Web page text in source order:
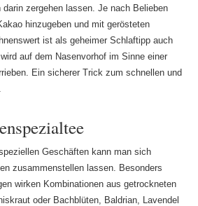
zergehen lassen. Je nach Belieben
hinzugeben und mit gerösteten
ist als geheimer Schlaftipp auch
auf dem Nasenvorhof im Sinne einer
Ein sicherer Trick zum schnellen und
Geschäften kann man sich
zusammenstellen lassen. Besonders
wirken Kombinationen aus getrockneten
oder Bachblüten, Baldrian, Lavendel